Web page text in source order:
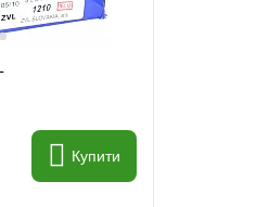
Купити